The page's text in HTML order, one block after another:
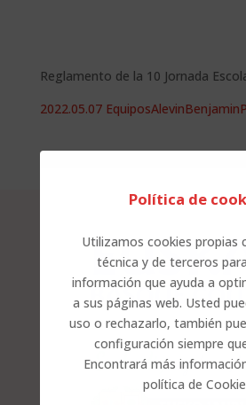
Reglamento de la 10 Jornada
2022.05.07
Política de
Utilizamos cookies propias
técnica y de terceros
información que ayuda a
a sus páginas web. Usted
uso o rechazarlo, también
configuración siempre
Encontrará más
política de